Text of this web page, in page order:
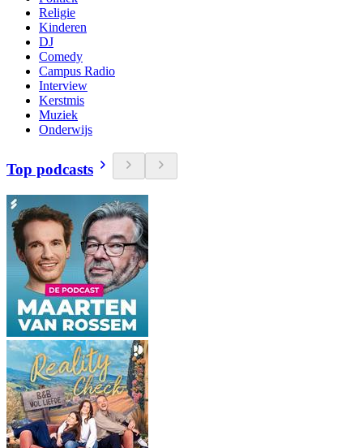
Religie
Kinderen
DJ
Comedy
Campus Radio
Interview
Kerstmis
Muziek
Onderwijs
Top podcasts